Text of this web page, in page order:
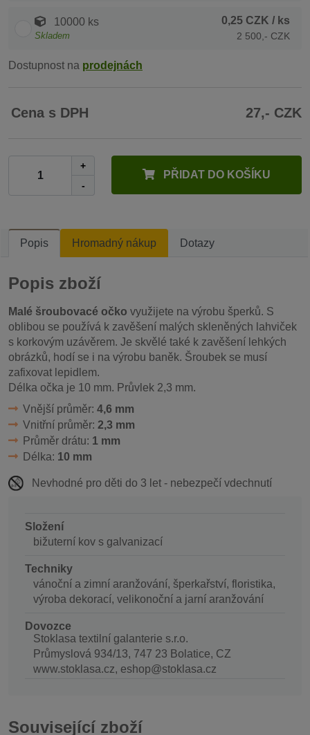
10000 ks
Skladem
0,25 CZK / ks
2 500,- CZK
Dostupnost na prodejnách
Cena s DPH 27,- CZK
+
-
PŘIDAT DO KOŠÍKU
Popis Hromadný nákup Dotazy
Popis zboží
Malé šroubovacé očko využijete na výrobu šperků. S
oblibou se používá k zavěšení malých skleněných lahviček
s korkovým uzávěrem. Je skvělé také k zavěšení lehkých
obrázků, hodí se i na výrobu baněk. Šroubek se musí
zafixovat lepidlem.
Délka očka je 10 mm. Průvlek 2,3 mm.
Vnější průměr: 4,6 mm
Vnitřní průměr: 2,3 mm
Průměr drátu: 1 mm
Délka: 10 mm
Nevhodné pro děti do 3 let - nebezpečí vdechnutí
Složení
bižuterní kov s galvanizací
Techniky
vánoční a zimní aranžování, šperkařství, floristika,
výroba dekorací, velikonoční a jarní aranžování
Dovozce
Stoklasa textilní galanterie s.r.o.
Průmyslová 934/13, 747 23 Bolatice, CZ
www.stoklasa.cz, eshop@stoklasa.cz
Související zboží